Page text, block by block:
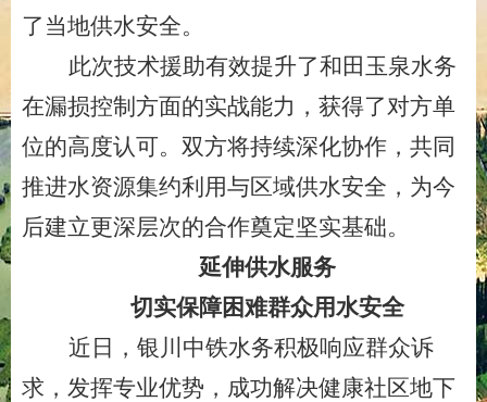
了当地供水安全。
此次技术援助有效提升了和田玉泉水务
在漏损控制方面的实战能力，获得了对方单
位的高度认可。双方将持续深化协作，共同
推进水资源集约利用与区域供水安全，为今
后建立更深层次的合作奠定坚实基础。
延伸供水服务
切实保障困难群众用水安全
近日，银川中铁水务积极响应群众诉
求，发挥专业优势，成功解决健康社区地下